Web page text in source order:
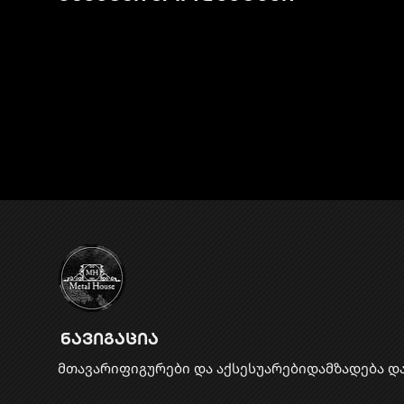
ნავიგაცია
მთავარიფიგურები და აქსესუარებიდამზადება